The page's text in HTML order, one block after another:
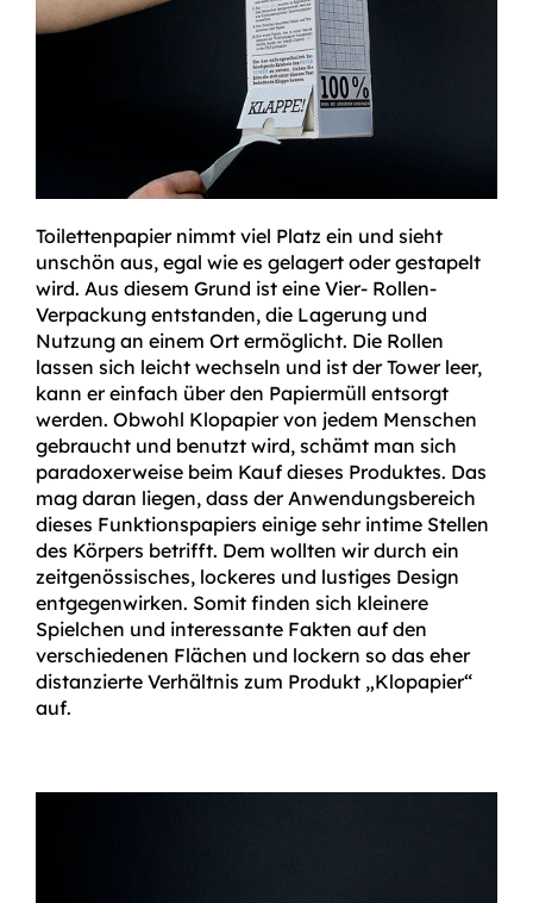
Toilettenpapier nimmt viel Platz ein und sieht
unschön aus, egal wie es gelagert oder gestapelt
wird. Aus diesem Grund ist eine Vier- Rollen-
Verpackung entstanden, die Lagerung und
Nutzung an einem Ort ermöglicht. Die Rollen
lassen sich leicht wechseln und ist der Tower leer,
kann er einfach über den Papiermüll entsorgt
werden. Obwohl Klopapier von jedem Menschen
gebraucht und benutzt wird, schämt man sich
paradoxerweise beim Kauf dieses Produktes. Das
mag daran liegen, dass der Anwendungsbereich
dieses Funktionspapiers einige sehr intime Stellen
des Körpers betrifft. Dem wollten wir durch ein
zeitgenössisches, lockeres und lustiges Design
entgegenwirken. Somit finden sich kleinere
Spielchen und interessante Fakten auf den
verschiedenen Flächen und lockern so das eher
distanzierte Verhältnis zum Produkt „Klopapier“
auf.